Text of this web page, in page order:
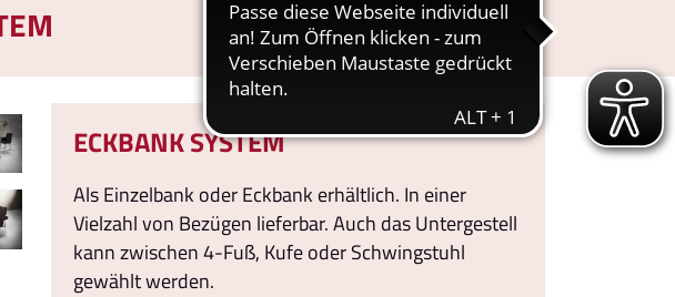
ECKBANK SYSTEM
Als Einzelbank oder Eckbank erhältlich. In einer
Vielzahl von Bezügen lieferbar. Auch das Untergestell
kann zwischen 4-Fuß, Kufe oder Schwingstuhl
gewählt werden.